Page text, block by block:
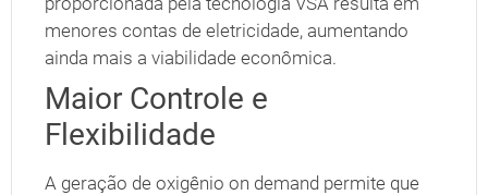
menores contas de eletricidade, aumentando
ainda mais a viabilidade econômica.
Maior Controle e
Flexibilidade
A geração de oxigênio on demand permite que